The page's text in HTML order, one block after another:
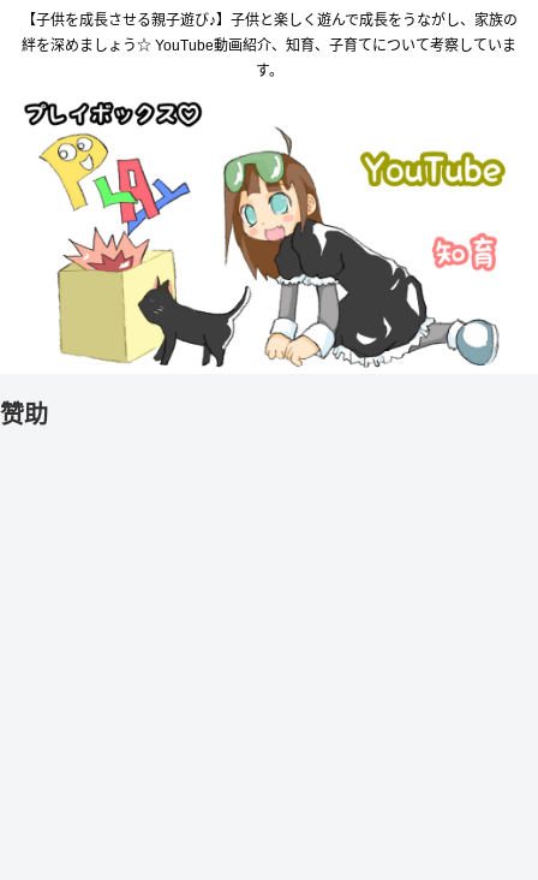
【子供を成長させる親子遊び♪】子供と楽しく遊んで成長をうながし、家族の
絆を深めましょう☆ YouTube動画紹介、知育、子育てについて考察していま
す。
赞助